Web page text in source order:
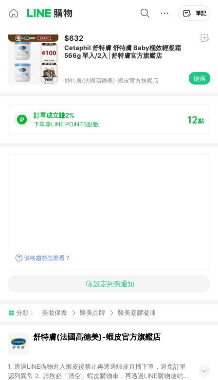
筆記
$632
Cetaphil 舒特膚 舒特膚 Baby極效輕凝霜
566g 單入/2入│舒特膚官方旗艦店
舒特膚(法國高德美)-蝦皮官方旗艦店 搶購
訂單成立賺2%
下單享LINE POINTS點數 12點
價格趨勢怎麼看？
設定到價通知
分類： 美妝保養 醫美品牌 醫美凝膠凝凍
舒特膚(法國高德美)-蝦皮官方旗艦店
1. 透過LINE購物進入蝦皮後禁止再透過蝦皮直播下單，避免訂單
認列異常 2. 請務必「清空」蝦皮購物車，再透過LINE購物連結至